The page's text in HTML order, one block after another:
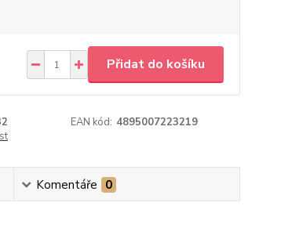
Přidat do košíku
EAN kód: 4895007223219
Komentáře 0